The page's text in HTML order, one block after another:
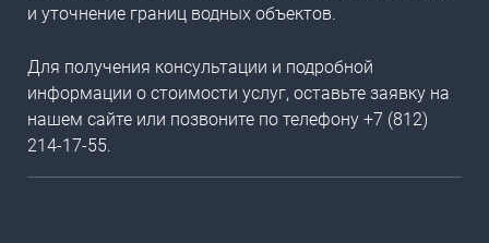
и уточнение границ водных объектов.
Для получения консультации и подробной
информации о стоимости услуг, оставьте заявку на
нашем сайте или позвоните по телефону +7 (812)
214-17-55.